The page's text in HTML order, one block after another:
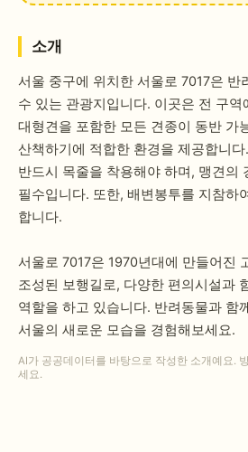
소개
서울 중구에 위치한 서울로 7017은 반
수 있는 관광지입니다. 이곳은 전 구역
대형견을 포함한 모든 견종이 동반 가
산책하기에 적합한 환경을 제공합니
반드시 목줄을 착용해야 하며, 맹견의
필수입니다. 또한, 배변봉투를 지참하
합니다.
서울로 7017은 1970년대에 만들어진
조성된 보행길로, 다양한 편의시설과
역할을 하고 있습니다. 반려동물과 함
서울의 새로운 모습을 경험해보세요.
AI가 공공데이터를 바탕으로 작성한 소개예요.
세요.